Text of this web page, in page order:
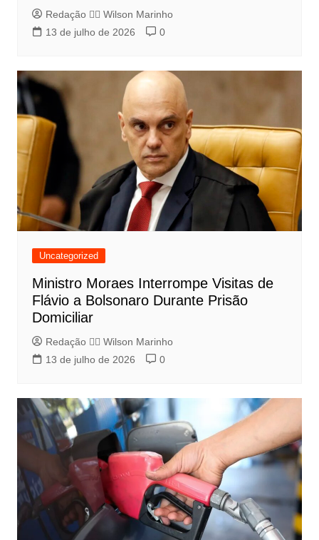
Redação 👨‍⚖️​ Wilson Marinho
13 de julho de 2026
0
Uncategorized
Ministro Moraes Interrompe Visitas de
Flávio a Bolsonaro Durante Prisão
Domiciliar
Redação 👨‍⚖️​ Wilson Marinho
13 de julho de 2026
0